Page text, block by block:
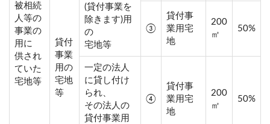
被相続
人等の
事業の
用に
供され
ていた
宅地等
貸付
事業
用の
宅地
等
(貸付事業を
除きます)用
の
宅地等
③
貸付事
業用宅
地
200
㎡
50%
一定の法人
に貸し付け
られ、
その法人の
貸付事業用
④
貸付事
業用宅
地
200
㎡
50%